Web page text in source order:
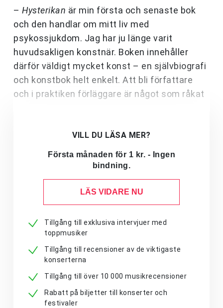
– Hysterikan är min första och senaste bok
och den handlar om mitt liv med
psykossjukdom. Jag har ju länge varit
huvudsakligen konstnär. Boken innehåller
därför väldigt mycket konst – en självbiografi
och konstbok helt enkelt. Att bli författare
och i praktiken förläggare är något som råkat
VILL DU LÄSA MER?
Första månaden för 1 kr. - Ingen
bindning.
LÄS VIDARE NU
Tillgång till exklusiva intervjuer med
toppmusiker
Tillgång till recensioner av de viktigaste
konserterna
Tillgång till över 10 000 musikrecensioner
Rabatt på biljetter till konserter och
festivaler